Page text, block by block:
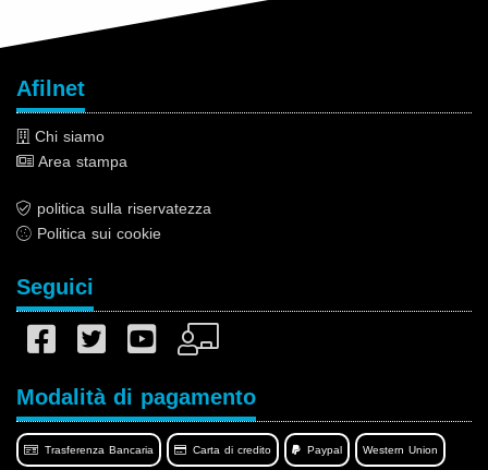
Afilnet
Chi siamo
Area stampa
politica sulla riservatezza
Politica sui cookie
Seguici
Modalità di pagamento
Trasferenza Bancaria Carta di credito Paypal Western Union